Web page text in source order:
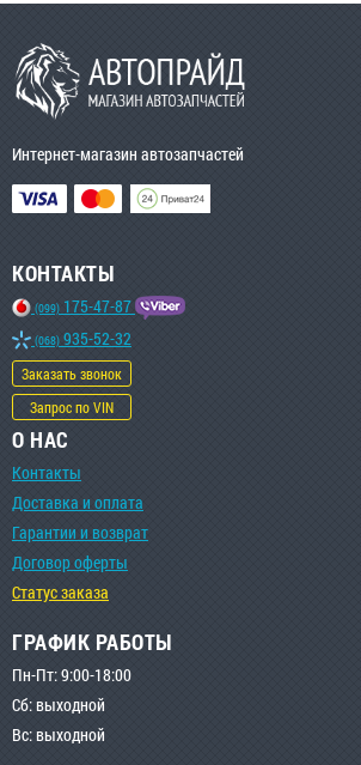
Интернет-магазин автозапчастей
КОНТАКТЫ
(099) 175-47-87
(068) 935-52-32
Заказать звонок
Запрос по VIN
О НАС
Контакты
Доставка и оплата
Гарантии и возврат
Договор оферты
Статус заказа
ГРАФИК РАБОТЫ
Пн-Пт: 9:00-18:00
Сб: выходной
Вс: выходной